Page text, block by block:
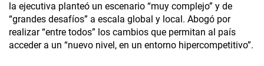
la ejecutiva planteó un escenario “muy complejo” y de
“grandes desafíos” a escala global y local. Abogó por
realizar “entre todos” los cambios que permitan al país
acceder a un “nuevo nivel, en un entorno hipercompetitivo”.